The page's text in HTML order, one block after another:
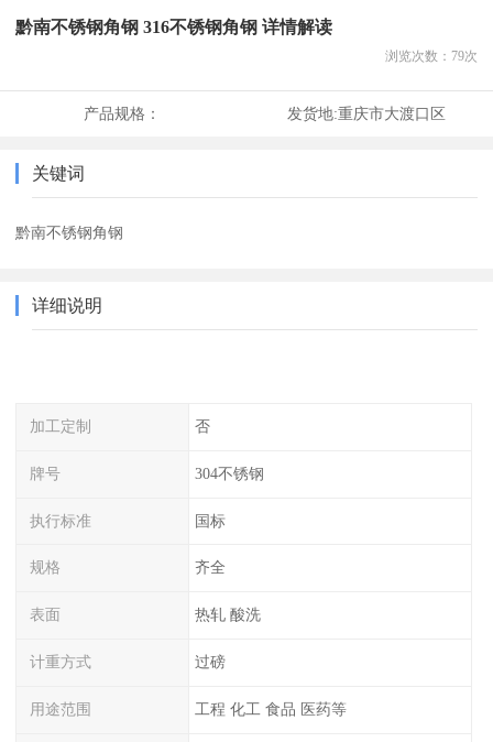
黔南不锈钢角钢 316不锈钢角钢 详情解读
浏览次数： 79次
产品规格： 发货地:重庆市大渡口区
关键词
黔南不锈钢角钢
详细说明
加工定制 否
牌号 304不锈钢
执行标准 国标
规格 齐全
表面 热轧 酸洗
计重方式 过磅
用途范围 工程 化工 食品 医药等